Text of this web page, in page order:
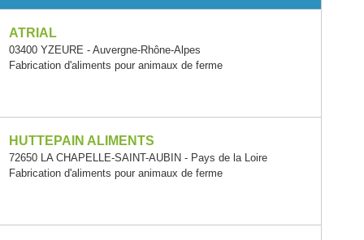
ATRIAL
03400 YZEURE - Auvergne-Rhône-Alpes
Fabrication d'aliments pour animaux de ferme
HUTTEPAIN ALIMENTS
72650 LA CHAPELLE-SAINT-AUBIN - Pays de la Loire
Fabrication d'aliments pour animaux de ferme